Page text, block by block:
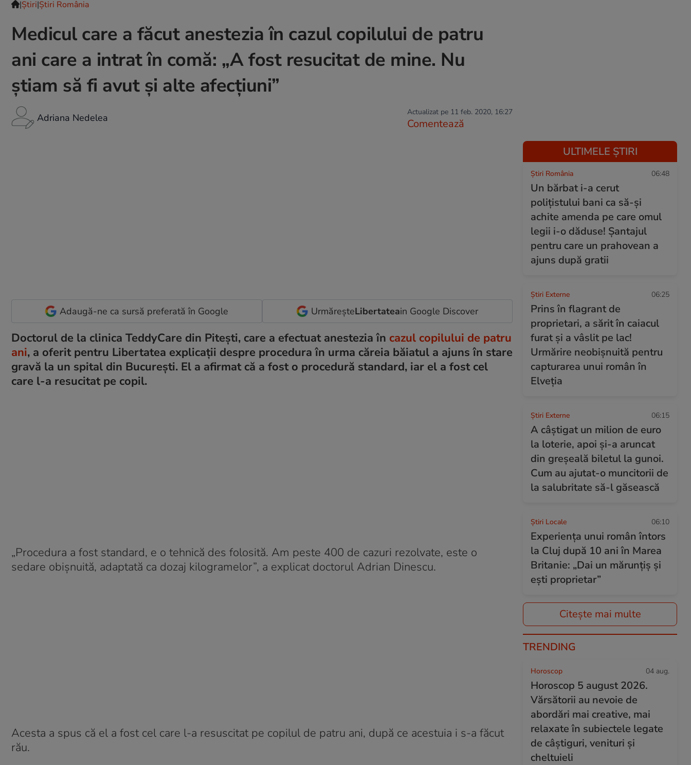
|Ştiri|Știri România
Medicul care a făcut anestezia în cazul copilului de patru
ani care a intrat în comă: „A fost resucitat de mine. Nu
știam să fi avut și alte afecțiuni”
Adriana Nedelea Actualizat pe 11 feb. 2020, 16:27
Comentează
Adaugă-ne ca sursă preferată în Google UrmăreșteLibertateain Google Discover
Doctorul de la clinica TeddyCare din Pitești, care a efectuat anestezia în cazul copilului de patru
ani, a oferit pentru Libertatea explicații despre procedura în urma căreia băiatul a ajuns în stare
gravă la un spital din București. El a afirmat că a fost o procedură standard, iar el a fost cel
care l-a resucitat pe copil.
„Procedura a fost standard, e o tehnică des folosită. Am peste 400 de cazuri rezolvate, este o
sedare obișnuită, adaptată ca dozaj kilogramelor”, a explicat doctorul Adrian Dinescu.
Acesta a spus că el a fost cel care l-a resuscitat pe copilul de patru ani, după ce acestuia i s-a făcut
rău.
ULTIMELE ȘTIRI
Știri România 06:48
Un bărbat i-a cerut
polițistului bani ca să-și
achite amenda pe care omul
legii i-o dăduse! Șantajul
pentru care un prahovean a
ajuns după gratii
Știri Externe 06:25
Prins în flagrant de
proprietari, a sărit în caiacul
furat și a vâslit pe lac!
Urmărire neobișnuită pentru
capturarea unui român în
Elveția
Știri Externe 06:15
A câștigat un milion de euro
la loterie, apoi și-a aruncat
din greșeală biletul la gunoi.
Cum au ajutat-o muncitorii de
la salubritate să-l găsească
Știri Locale 06:10
Experiența unui român întors
la Cluj după 10 ani în Marea
Britanie: „Dai un mărunțiș și
ești proprietar”
Citește mai multe
TRENDING
Horoscop 04 aug.
Horoscop 5 august 2026.
Vărsătorii au nevoie de
abordări mai creative, mai
relaxate în subiectele legate
de câștiguri, venituri și
cheltuieli